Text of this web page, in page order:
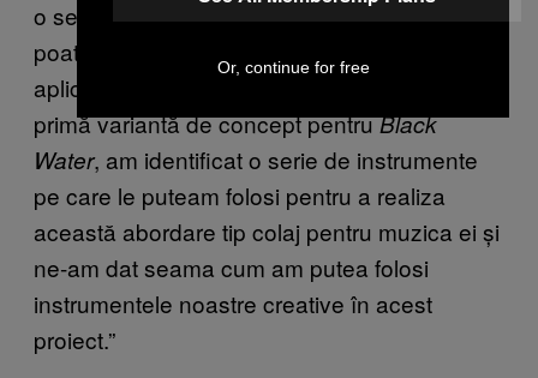
o serie de instrumente prin care oamenii să
poată să facă lucruri folosind software-ul și
aplicațiile noastre. Atunci când am văzut o
primă variantă de concept pentruBlack
Water, am identificat o serie de instrumente
pe care le puteam folosi pentru a realiza
această abordare tip colaj pentru muzica ei și
ne-am dat seama cum am putea folosi
instrumentele noastre creative în acest
proiect.”
Or, continue for free